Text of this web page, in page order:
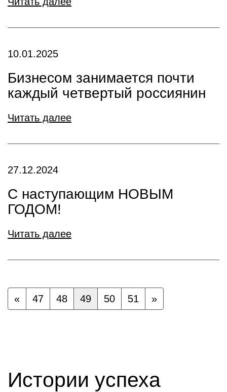
10.01.2025
Бизнесом занимается почти
каждый четвертый россиянин
Читать далее
27.12.2024
С наступающим НОВЫМ
ГОДОМ!
Читать далее
« 47 48 49 50 51 »
Истории успеха